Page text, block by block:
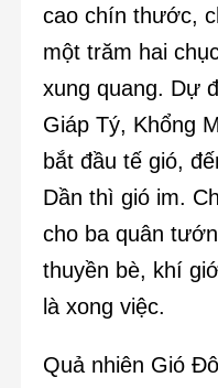
cao chín thước,
một trăm hai
xung quang. Dự
Giáp Tý, Khổng
bắt đầu tế gió,
Dần thì gió im.
cho ba quân
thuyền bè, khí
là xong việc.
Quả nhiên Gió